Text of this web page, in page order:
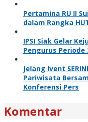
Pertamina RU II
dalam Rangka
IPSI Siak Gelar
Pengurus Periode
Jelang Ivent
Pariwisata
Konferensi Pers
Komentar